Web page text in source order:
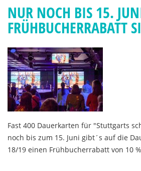
NUR NOCH BIS 15.
FRÜHBUCHERRABATT
Fast 400 Dauerkarten für "Stuttgarts
noch bis zum 15. Juni gibt´s auf die
18/19 einen Frühbucherrabatt von 10